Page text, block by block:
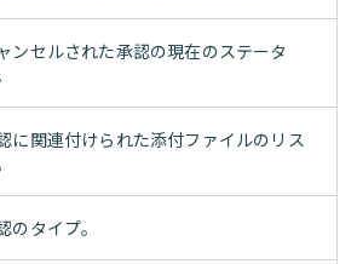
ンセルされた承認の現在のステータ
に関連付けられた添付ファイルのリス
のタイプ。